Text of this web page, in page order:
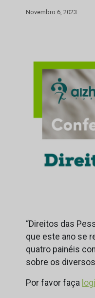
Novembro 6, 2023
“Direitos das
que este ano se
quatro painéis
sobre os
Por favor faça